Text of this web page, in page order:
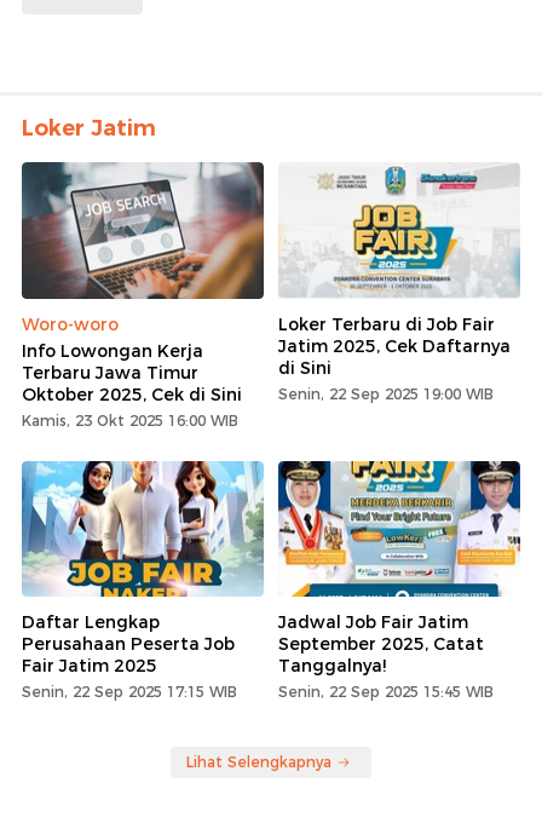
Loker Jatim
Woro-woro
Info Lowongan Kerja
Terbaru Jawa Timur
Oktober 2025, Cek di Sini
Kamis, 23 Okt 2025 16:00 WIB
Loker Terbaru di Job Fair
Jatim 2025, Cek Daftarnya
di Sini
Senin, 22 Sep 2025 19:00 WIB
Daftar Lengkap
Perusahaan Peserta Job
Fair Jatim 2025
Senin, 22 Sep 2025 17:15 WIB
Jadwal Job Fair Jatim
September 2025, Catat
Tanggalnya!
Senin, 22 Sep 2025 15:45 WIB
Lihat Selengkapnya